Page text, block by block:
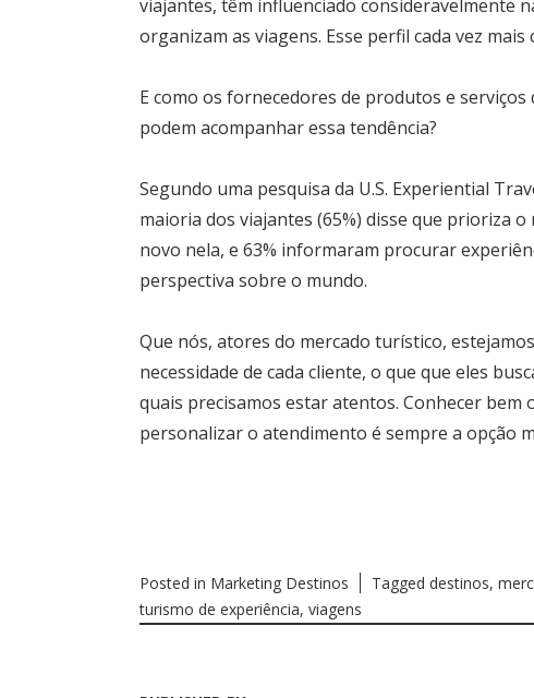
viajantes, têm influenciado consideravelmente
organizam as viagens. Esse perfil cada vez
E como os fornecedores de produtos e
podem acompanhar essa tendência?
Segundo uma pesquisa da U.S. Experiential
maioria dos viajantes (65%) disse que prioriza
novo nela, e 63% informaram procurar
perspectiva sobre o mundo.
Que nós, atores do mercado turístico,
necessidade de cada cliente, o que que eles
quais precisamos estar atentos. Conhecer bem
personalizar o atendimento é sempre a opção
Posted in Marketing Destinos Tagged destinos,
turismo de experiência, viagens